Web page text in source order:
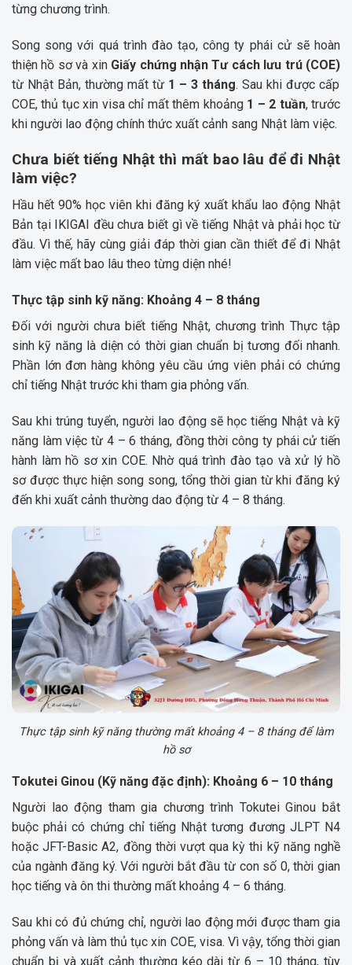
từng chương trình.
Song song với quá trình đào tạo, công ty phái cử sẽ hoàn
thiện hồ sơ và xin Giấy chứng nhận Tư cách lưu trú (COE)
từ Nhật Bản, thường mất từ 1 – 3 tháng. Sau khi được cấp
COE, thủ tục xin visa chỉ mất thêm khoảng 1 – 2 tuần, trước
khi người lao động chính thức xuất cảnh sang Nhật làm việc.
Chưa biết tiếng Nhật thì mất bao lâu để đi Nhật
làm việc?
Hầu hết 90% học viên khi đăng ký xuất khẩu lao động Nhật
Bản tại IKIGAI đều chưa biết gì về tiếng Nhật và phải học từ
đầu. Vì thế, hãy cùng giải đáp thời gian cần thiết để đi Nhật
làm việc mất bao lâu theo từng diện nhé!
Thực tập sinh kỹ năng: Khoảng 4 – 8 tháng
Đối với người chưa biết tiếng Nhật, chương trình Thực tập
sinh kỹ năng là diện có thời gian chuẩn bị tương đối nhanh.
Phần lớn đơn hàng không yêu cầu ứng viên phải có chứng
chỉ tiếng Nhật trước khi tham gia phỏng vấn.
Sau khi trúng tuyển, người lao động sẽ học tiếng Nhật và kỹ
năng làm việc từ 4 – 6 tháng, đồng thời công ty phái cử tiến
hành làm hồ sơ xin COE. Nhờ quá trình đào tạo và xử lý hồ
sơ được thực hiện song song, tổng thời gian từ khi đăng ký
đến khi xuất cảnh thường dao động từ 4 – 8 tháng.
Thực tập sinh kỹ năng thường mất khoảng 4 – 8 tháng để làm
hồ sơ
Tokutei Ginou (Kỹ năng đặc định): Khoảng 6 – 10 tháng
Người lao động tham gia chương trình Tokutei Ginou bắt
buộc phải có chứng chỉ tiếng Nhật tương đương JLPT N4
hoặc JFT-Basic A2, đồng thời vượt qua kỳ thi kỹ năng nghề
của ngành đăng ký. Với người bắt đầu từ con số 0, thời gian
học tiếng và ôn thi thường mất khoảng 4 – 6 tháng.
Sau khi có đủ chứng chỉ, người lao động mới được tham gia
phỏng vấn và làm thủ tục xin COE, visa. Vì vậy, tổng thời gian
chuẩn bị và xuất cảnh thường kéo dài từ 6 – 10 tháng, tùy